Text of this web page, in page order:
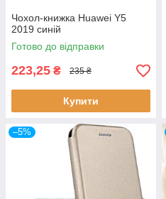
Чохол-книжка Huawei Y5
2019 синій
Готово до відправки
223,25 ₴ 235 ₴
Купити
–5%